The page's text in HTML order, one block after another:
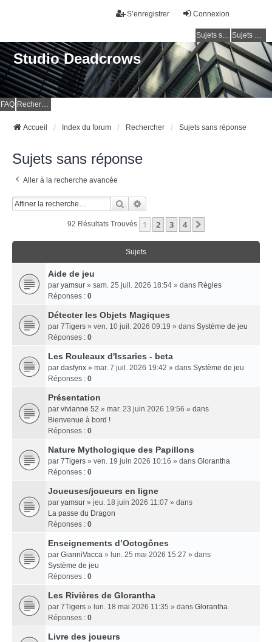
Connexion
S’enregistrer
Sujets sans réponse Sujets actifs
Studio Deadcrows
FAQ Rechercher
Accueil Index du forum Rechercher Sujets sans réponse
Sujets sans réponse
Aller à la recherche avancée
Rechercher
92 Résultats Trouvés 1 2 3 4
Sujets
Aide de jeu
par yamsur » sam. 25 juil. 2026 18:54 » dans Règles
Réponses : 0
Détecter les Objets Magiques
par 7Tigers » ven. 10 juil. 2026 09:19 » dans Système de jeu
Réponses : 0
Les Rouleaux d'Issaries - beta
par dasfynx » mar. 7 juil. 2026 19:42 » dans Système de jeu
Réponses : 0
Présentation
par vivianne 52 » mar. 23 juin 2026 19:56 » dans
Bienvenue à bord !
Réponses : 0
Nature Mythologique des Papillons
par 7Tigers » ven. 19 juin 2026 10:16 » dans Glorantha
Réponses : 0
Joueuses/joueurs en ligne
par yamsur » jeu. 18 juin 2026 11:07 » dans
La passe du Dragon
Réponses : 0
Enseignements dʼOctogônes
par GianniVacca » lun. 25 mai 2026 15:27 » dans
Système de jeu
Réponses : 0
Les Rivières de Glorantha
par 7Tigers » lun. 18 mai 2026 11:35 » dans Glorantha
Réponses : 0
Livre des joueurs